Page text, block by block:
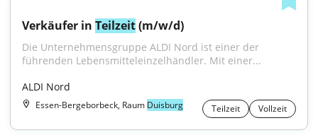
Verkäufer in Teilzeit (m/w/d)
Die Unternehmensgruppe ALDI Nord ist einer der
führenden Lebensmitteleinzelhändler. Mit einer...
ALDI Nord
Essen-Bergeborbeck, Raum Duisburg Teilzeit Vollzeit